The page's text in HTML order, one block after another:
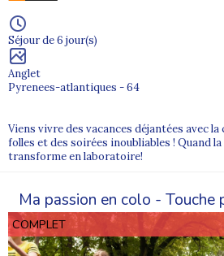
Séjour de 6 jour(s)
Anglet
Pyrenees-atlantiques - 64
Viens vivre des vacances déjantées avec
folles et des soirées inoubliables ! Quand
transforme en laboratoire!
Ma passion en colo - Touche
COMPLET